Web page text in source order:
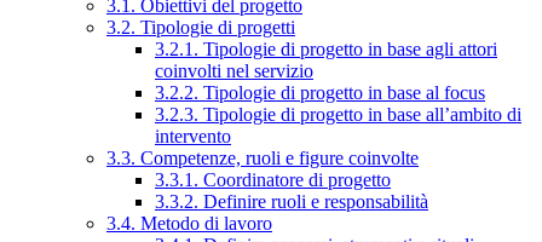
3.1. Obiettivi del progetto
3.2. Tipologie di progetti
3.2.1. Tipologie di progetto in base agli attori
coinvolti nel servizio
3.2.2. Tipologie di progetto in base al focus
3.2.3. Tipologie di progetto in base all’ambito di
intervento
3.3. Competenze, ruoli e figure coinvolte
3.3.1. Coordinatore di progetto
3.3.2. Definire ruoli e responsabilità
3.4. Metodo di lavoro